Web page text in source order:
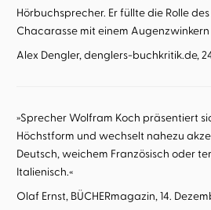
Hörbuchsprecher. Er füllte die Rolle
Chacarasse mit einem
Alex Dengler, denglers-buchkritik.de,
»Sprecher Wolfram Koch präsentiert
Höchstform und wechselt nahezu
Deutsch, weichem Französisch oder
Italienisch.«
Olaf Ernst, BÜCHERmagazin, 14.